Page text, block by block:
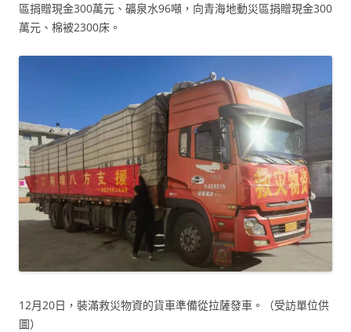
區捐贈現金300萬元、礦泉水96噸，向青海地動災區捐贈現金300
萬元、棉被2300床。
12月20日，裝滿救災物資的貨車準備從拉薩發車。（受訪單位供
圖）